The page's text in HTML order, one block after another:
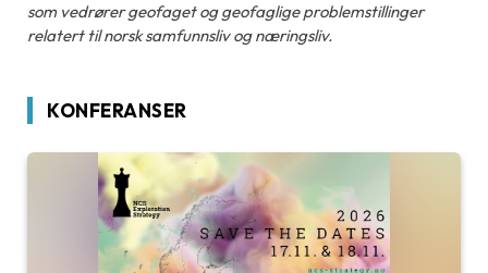
som vedrører geofaget og geofaglige problemstillinger
relatert til norsk samfunnsliv og næringsliv.
KONFERANSER